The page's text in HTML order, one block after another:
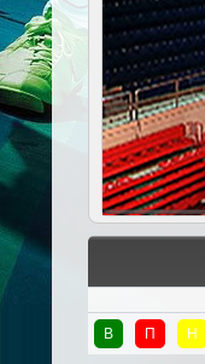
В П Н